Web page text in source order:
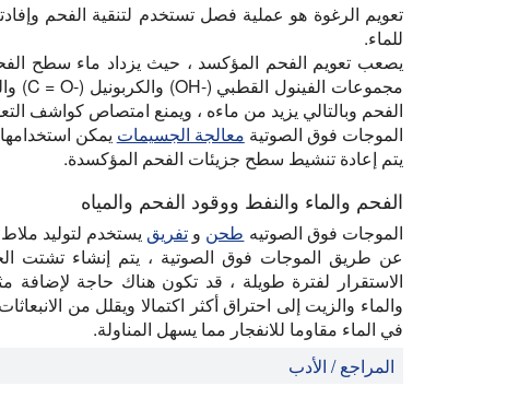
تعويم الرغوة هو عملية فصل تستخدم لتنقية الفحم
للماء.
يصعب تعويم الفحم المؤكسد ، حيث يزداد ماء سطح
الفحم وبالتالي يزيد من ماءه ، ويمنع امتصاص كواشف
الموجات فوق الصوتية معالجة الجسيمات يمكن
يتم إعادة تنشيط سطح جزيئات الفحم المؤكسدة.
الفحم والماء والنفط ووقود الفحم والمياه
الموجات فوق الصوتيه طحن و تفريق يستخدم لتوليد
عن طريق الموجات فوق الصوتية ، يتم إنشاء تشتت
الاستقرار لفترة طويلة ، قد تكون هناك حاجة لإضافة
والماء والزيت إلى احتراق أكثر اكتمالا ويقلل من
في الماء مقاوما للانفجار مما يسهل المناولة.
المراجع / الأدب